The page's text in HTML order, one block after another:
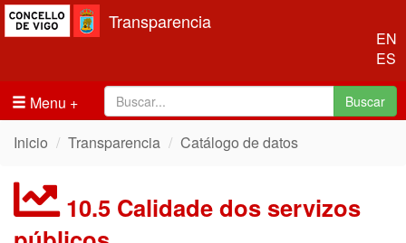
EN
ES
Transparencia
Menu Buscar
Inicio Transparencia Catálogo de datos
10.5 Calidade dos servizos